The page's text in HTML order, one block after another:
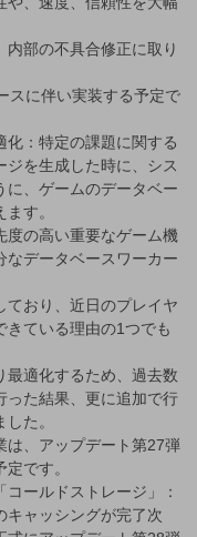
部の不具合修正に取り
スに伴い実装する予定で
：特定の課題に関する
ジを生成した時に、シス
に、ゲームのデータベー
す。
度の高い重要なゲーム機
なデータベースワーカー
ており、近日のプレイヤ
きている理由の1つでも
最適化するため、過去数
った結果、更に追加で行
た。
は、アップデート第27弾
です。
ールドストレージ」：
キャッシングが完了次